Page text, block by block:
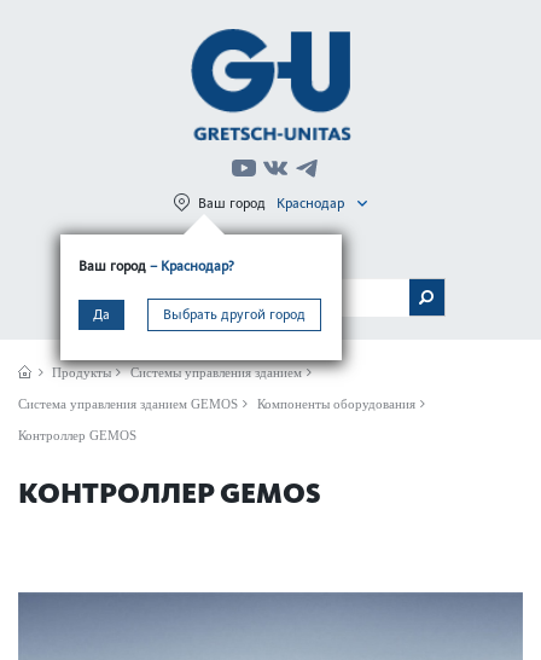
Ваш город – Краснодар?
Да Выбрать другой город
Ваш город Краснодар
МЕНЮ
Продукты Системы управления зданием
Сис­тема управ­ления зданием GEMOS Компоненты оборудования
Контроллер GEMOS
КОНТРОЛЛЕР GEMOS